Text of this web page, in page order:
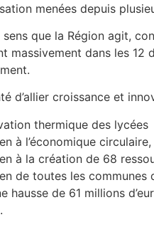
menées depuis
sens que la Région agit,
massivement dans les
d’allier croissance et
thermique des lycées
à l’économique
à la création de 68
de toutes les
hausse de 61 millions